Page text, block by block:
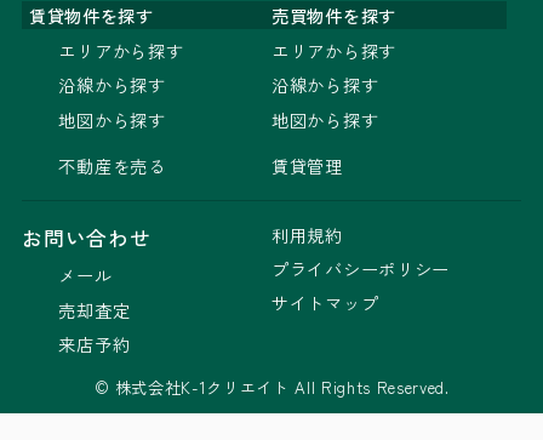
賃貸物件を探す
売買物件を探す
エリアから探す
沿線から探す
地図から探す
不動産を売る
エリアから探す
沿線から探す
地図から探す
賃貸管理
お問い合わせ
メール
売却査定
来店予約
利用規約
プライバシーポリシー
サイトマップ
© 株式会社K-1クリエイト All Rights Reserved.